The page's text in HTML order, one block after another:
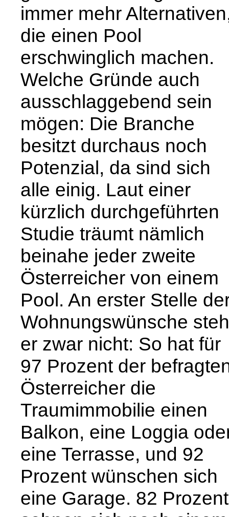
immer mehr
die einen Pool
erschwinglich machen.
Welche Gründe auch
ausschlaggebend sein
mögen: Die Branche
besitzt durchaus noch
Potenzial, da sind sich
alle einig. Laut einer
kürzlich durchgeführten
Studie träumt nämlich
beinahe jeder zweite
Österreicher von einem
Pool. An erster Stelle
Wohnungswünsche
er zwar nicht: So hat für
97 Prozent der
Österreicher die
Traumimmobilie einen
Balkon, eine Loggia
eine Terrasse, und 92
Prozent wünschen sich
eine Garage. 82 Prozent